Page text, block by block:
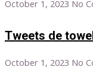
October 1, 2023 No
Tweets de
October 1, 2023 No